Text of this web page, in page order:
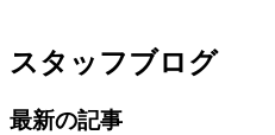
スタッフブログ
最新の記事